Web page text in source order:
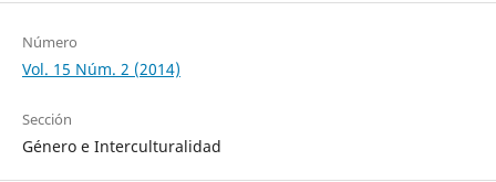
Número
Vol. 15 Núm. 2 (2014)
Sección
Género e Interculturalidad